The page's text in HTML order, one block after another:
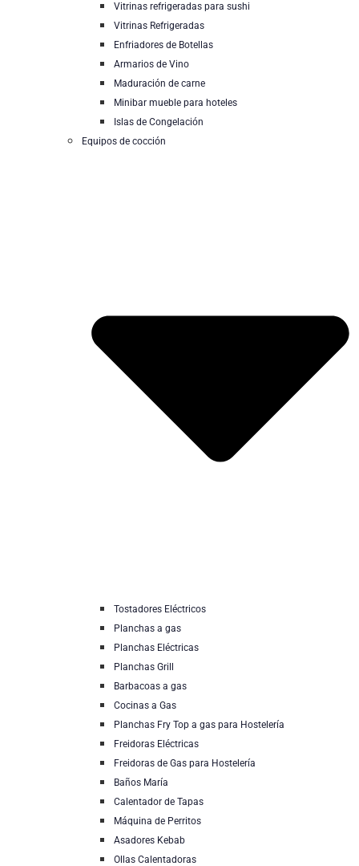
Vitrinas refrigeradas para sushi
Vitrinas Refrigeradas
Enfriadores de Botellas
Armarios de Vino
Maduración de carne
Minibar mueble para hoteles
Islas de Congelación
Equipos de cocción
Tostadores Eléctricos
Planchas a gas
Planchas Eléctricas
Planchas Grill
Barbacoas a gas
Cocinas a Gas
Planchas Fry Top a gas para Hostelería
Freidoras Eléctricas
Freidoras de Gas para Hostelería
Baños María
Calentador de Tapas
Máquina de Perritos
Asadores Kebab
Ollas Calentadoras